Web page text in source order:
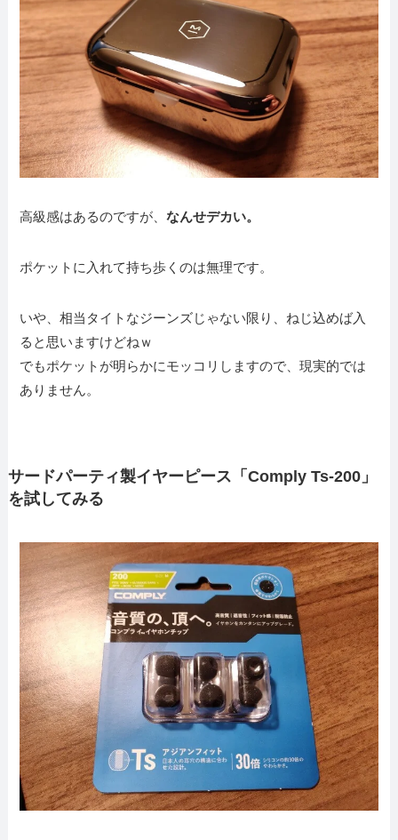
高級感はあるのですが、なんせデカい。
ポケットに入れて持ち歩くのは無理です。
いや、相当タイトなジーンズじゃない限り、ねじ込めば入
ると思いますけどねｗ
でもポケットが明らかにモッコリしますので、現実的では
ありません。
サードパーティ製イヤーピース「Comply Ts-200」
を試してみる